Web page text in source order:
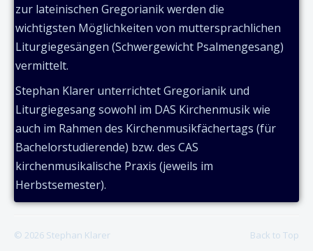
zur lateinischen Gregorianik werden die
wichtigsten Möglichkeiten von muttersprachlichen
Liturgiegesängen (Schwergewicht Psalmengesang)
vermittelt.
Stephan Klarer unterrichtet Gregorianik und
Liturgiegesang sowohl im DAS Kirchenmusik wie
auch im Rahmen des Kirchenmusikfächertags (für
Bachelorstudierende) bzw. des CAS
kirchenmusikalische Praxis (jeweils im
Herbstsemester).
Back to Top
© 2026 Stephan Klarer